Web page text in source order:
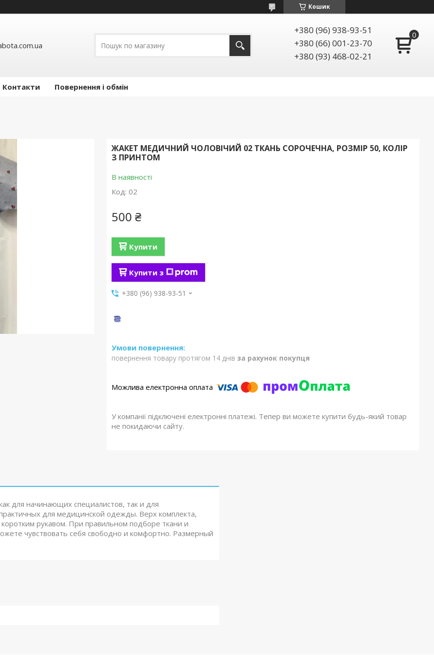
Кошик
+380 (96) 938-93-51
+380 (66) 001-23-70
+380 (93) 468-02-21
Контакти Повернення і обмін
ЖАКЕТ МЕДИЧНИЙ ЧОЛОВІЧИЙ 02 ТКАНЬ СОРОЧЕЧНА, РОЗМІР 50, КОЛІР
З ПРИНТОМ
В наявності
Код: 02
500 ₴
Купити
Купити з
+380 (96) 938-93-51
повернення товару протягом 14 днів за рахунок покупця
У компанії підключені електронні платежі. Тепер ви можете купити будь-який товар
не покидаючи сайту.
для начинающих специалистов, так и для
для медицинской одежды. Верх комплекта,
рукавом. При правильном подборе ткани и
чувствовать себя свободно и комфортно. Размерный